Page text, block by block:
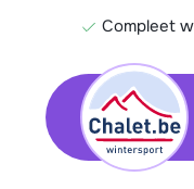
Compleet